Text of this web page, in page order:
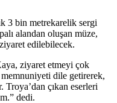
3 bin metrekarelik sergi
alandan oluşan müze,
edilebilecek.
ziyaret etmeyi çok
dile getirerek,
çıkan eserleri
dedi.